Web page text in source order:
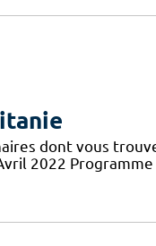
dont vous
2022